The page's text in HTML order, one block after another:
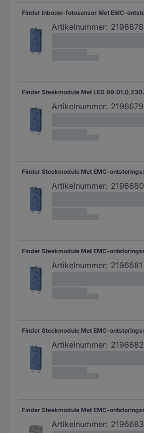
Artikelnummer: 2196678
Artikelnummer: 2196679
Artikelnummer: 2196680
Artikelnummer: 2196681
Artikelnummer: 2196682
Artikelnummer: 2196683